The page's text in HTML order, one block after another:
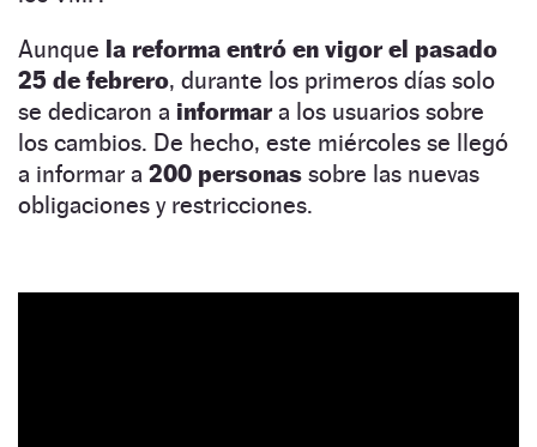
Aunque la reforma entró en vigor el pasado
25 de febrero, durante los primeros días solo
se dedicaron a informara los usuarios sobre
los cambios. De hecho, este miércoles se llegó
a informar a 200 personas sobre las nuevas
obligaciones y restricciones.